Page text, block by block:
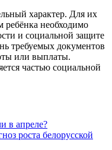
характер. Для их
ребёнка необходимо
и социальной защите
требуемых документов
или выплаты.
частью социальной
в апреле?
роста белорусской